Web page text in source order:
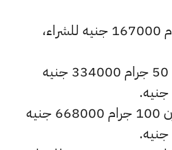
سعر عيار 21 وزن 25 جرام 167000 جنيه للشراء،
سعر الذهب عيار 21 وزن 50 جرام 334000 جنيه
أسعار الذهب عيار 21 وزن 100 جرام 668000 جنيه